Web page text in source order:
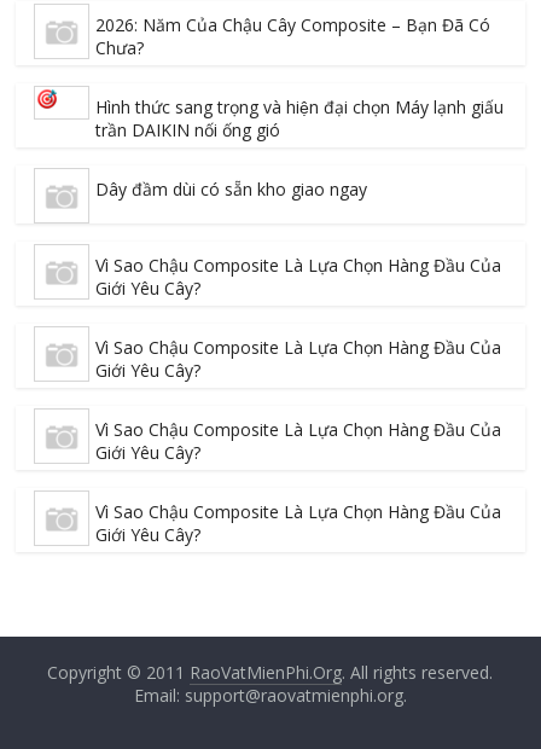
2026: Năm Của Chậu Cây Composite – Bạn Đã Có
Chưa?
Hình thức sang trọng và hiện đại chọn Máy lạnh giấu
trần DAIKIN nối ống gió
Dây đầm dùi có sẵn kho giao ngay
Vì Sao Chậu Composite Là Lựa Chọn Hàng Đầu Của
Giới Yêu Cây?
Vì Sao Chậu Composite Là Lựa Chọn Hàng Đầu Của
Giới Yêu Cây?
Vì Sao Chậu Composite Là Lựa Chọn Hàng Đầu Của
Giới Yêu Cây?
Vì Sao Chậu Composite Là Lựa Chọn Hàng Đầu Của
Giới Yêu Cây?
Copyright © 2011 RaoVatMienPhi.Org. All rights reserved.
Email: support@raovatmienphi.org.